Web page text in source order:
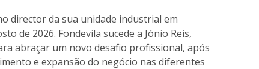
director da sua unidade industrial em
de 2026. Fondevila sucede a Jónio Reis,
abraçar um novo desafio profissional, após
e expansão do negócio nas diferentes